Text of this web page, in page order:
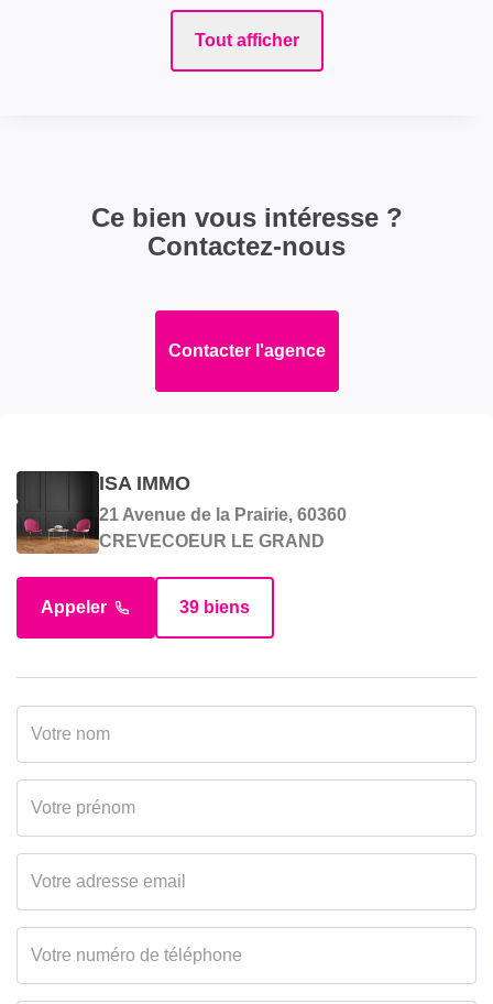
Tout afficher
Ce bien vous intéresse ?
Contactez-nous
Contacter l'agence
ISA IMMO
21 Avenue de la Prairie, 60360
CREVECOEUR LE GRAND
Appeler 39 biens